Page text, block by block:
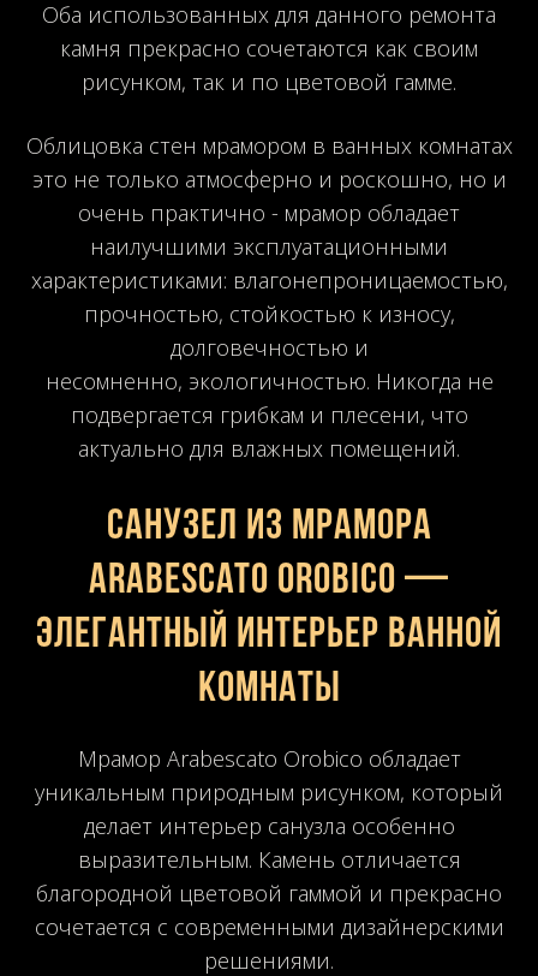
Оба использованных для данного ремонта
камня прекрасно сочетаются как своим
рисунком, так и по цветовой гамме.
Облицовка стен мрамором в ванных комнатах
это не только атмосферно и роскошно, но и
очень практично - мрамор обладает
наилучшими эксплуатационными
характеристиками: влагонепроницаемостью,
прочностью, стойкостью к износу,
долговечностью и
несомненно, экологичностью. Никогда не
подвергается грибкам и плесени, что
актуально для влажных помещений.
Санузел из мрамора
Arabescato Orobico —
элегантный интерьер ванной
комнаты
Мрамор Arabescato Orobico обладает
уникальным природным рисунком, который
делает интерьер санузла особенно
выразительным. Камень отличается
благородной цветовой гаммой и прекрасно
сочетается с современными дизайнерскими
решениями.